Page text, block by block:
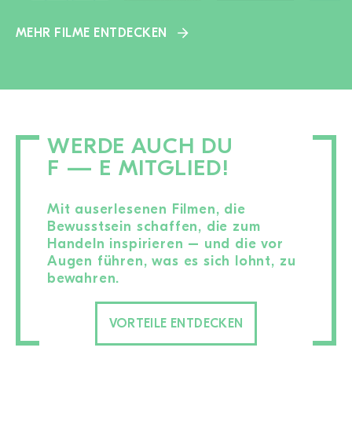
MEHR FILME ENTDECKEN
WERDE AUCH DU
F — E MITGLIED!
Mit auserlesenen Filmen, die
Bewusstsein schaffen, die zum
Handeln inspirieren – und die vor
Augen führen, was es sich lohnt, zu
bewahren.
VORTEILE ENTDECKEN